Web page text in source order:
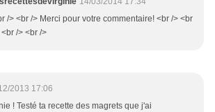
/> <br /> Merci pour votre commentaire! <br /> <br
<br /> <br />
2013 17:06
! Testé ta recette des magrets que j'ai